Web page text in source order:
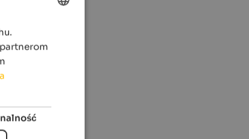
POLISH